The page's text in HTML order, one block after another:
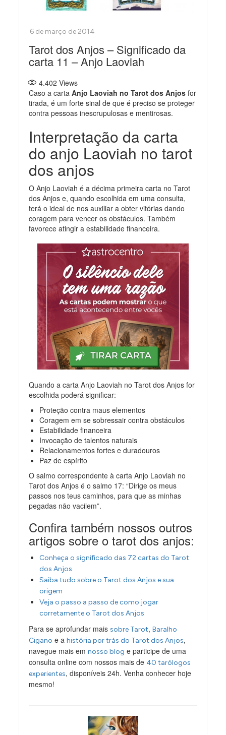
Tarot dos Anjos – Significado da
carta 11 – Anjo Laoviah
4.402 Views
Caso a cartaAnjo Laoviah no Tarot dos Anjos for
tirada, é um forte sinal de que é preciso se proteger
contra pessoas inescrupulosas e mentirosas.
Interpretação da carta
do anjo Laoviah no tarot
dos anjos
O Anjo Laoviah é a décima primeira carta no Tarot
dos Anjos e, quando escolhida em uma consulta,
terá o ideal de nos auxiliar a obter vitórias dando
coragem para vencer os obstáculos. Também
favorece atingir a estabilidade financeira.
Quando a carta Anjo Laoviah no Tarot dos Anjos for
escolhida poderá significar:
Proteção contra maus elementos
Coragem em se sobressair contra obstáculos
Estabilidade financeira
Invocação de talentos naturais
Relacionamentos fortes e duradouros
Paz de espírito
O salmo correspondente à carta Anjo Laoviah no
Tarot dos Anjos é o salmo 17: “Dirige os meus
passos nos teus caminhos, para que as minhas
pegadas não vacilem”.
Confira também nossos outros
artigos sobre o tarot dos anjos:
Conheça o significado das 72 cartas do Tarot
dos Anjos
Saiba tudo sobre o Tarot dos Anjos e sua
origem
Veja o passo a passo de como jogar
corretamente o Tarot dos Anjos
Para se aprofundar maissobre Tarot,Baralho
Cigano e ahistória por trás do Tarot dos Anjos,
navegue mais emnosso blog e participe de uma
consulta online com nossos mais de 40 tarólogos
experientes, disponíveis 24h. Venha conhecer hoje
mesmo!